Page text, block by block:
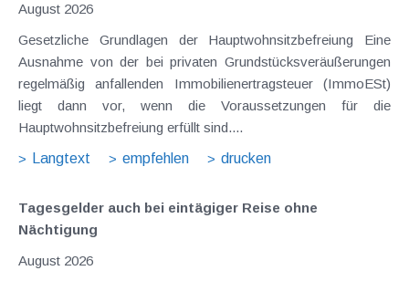
August 2026
Gesetzliche Grundlagen der Hauptwohnsitzbefreiung Eine
Ausnahme von der bei privaten Grundstücksveräußerungen
regelmäßig anfallenden Immobilienertragsteuer (ImmoESt)
liegt dann vor, wenn die Voraussetzungen für die
Hauptwohnsitzbefreiung erfüllt sind....
Langtext
empfehlen drucken
Tagesgelder auch bei eintägiger Reise ohne
Nächtigung
August 2026